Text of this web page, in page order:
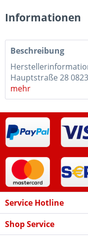
Informationen
Beschreibung
Hauptstraße 28
mehr
Service Hotline
Shop Service